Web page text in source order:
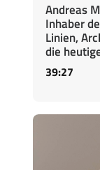
Andreas
Inhaber
Linien,
die
39:27